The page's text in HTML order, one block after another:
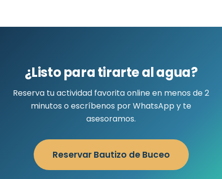
¿Listo para tirarte al agua?
Reserva tu actividad favorita online en menos de 2
minutos o escríbenos por WhatsApp y te
asesoramos.
Reservar Bautizo de Buceo